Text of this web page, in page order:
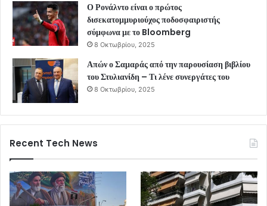
Ο Ρονάλντο είναι ο πρώτος
δισεκατομμυριούχος ποδοσφαιριστής
σύμφωνα με το Bloomberg
8 Οκτωβρίου, 2025
Απών ο Σαμαράς από την παρουσίαση βιβλίου
του Στυλιανίδη – Τι λένε συνεργάτες του
8 Οκτωβρίου, 2025
Recent Tech News